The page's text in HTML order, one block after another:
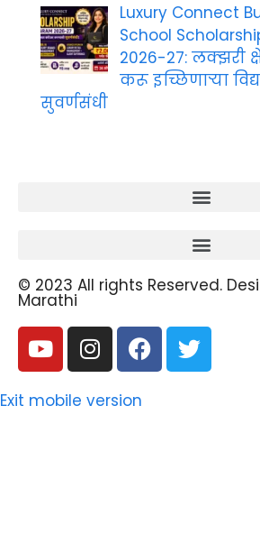
Luxury Connect
School
2026-27: लक्झरी
करू इच्छिणाऱ्या
सुवर्णसंधी
© 2023 All rights Reserved.
Marathi
Exit mobile version